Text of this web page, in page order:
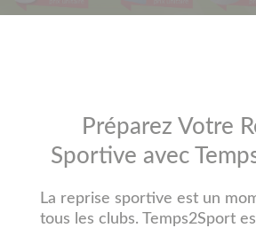
Préparez Votre
Sportive avec
La reprise sportive est un
tous les clubs. Temps2Sport